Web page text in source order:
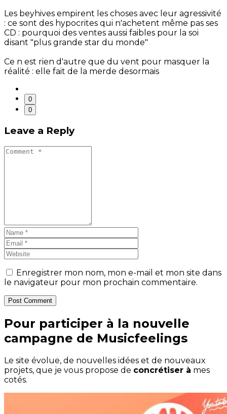
Les beyhives empirent les choses avec leur agressivité
: ce sont des hypocrites qui n'achetent même pas ses
CD : pourquoi des ventes aussi faibles pour la soi
disant "plus grande star du monde"
Ce n est rien d'autre que du vent pour masquer la
réalité : elle fait de la merde desormais
0
0
Leave a Reply
Enregistrer mon nom, mon e-mail et mon site dans
le navigateur pour mon prochain commentaire.
Post Comment
Pour participer à la nouvelle
campagne de Musicfeelings
Le site évolue, de nouvelles idées et de nouveaux
projets, que je vous propose de concrétiser à mes
cotés.